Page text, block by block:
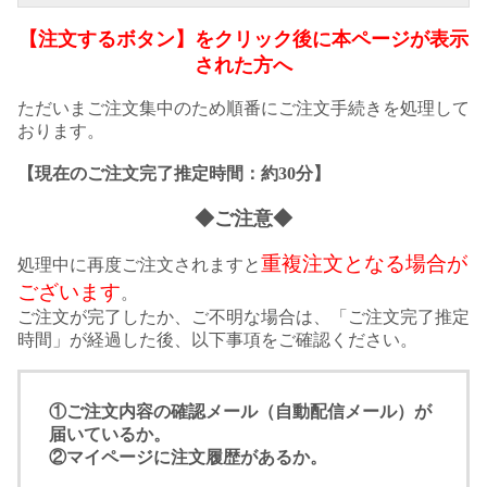
【注文するボタン】をクリック後に本ページが表示
された方へ
ただいまご注文集中のため順番にご注文手続きを処理して
おります。
【現在のご注文完了推定時間：約30分】
◆ご注意◆
処理中に再度ご注文されますと重複注文となる場合が
ございます。
ご注文が完了したか、ご不明な場合は、「ご注文完了推定
時間」が経過した後、以下事項をご確認ください。
①ご注文内容の確認メール（自動配信メール）が
届いているか。
②マイページに注文履歴があるか。